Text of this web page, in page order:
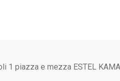
1 piazza e mezza ESTEL